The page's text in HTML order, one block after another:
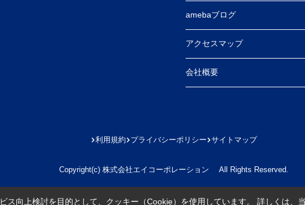
amebaブログ
アクセスマップ
会社概要
利用規約 プライバシーポリシー サイトマップ
Copyright(c) 株式会社エイコーポレーション All Rights Reserved.
ス向上検討を目的として、クッキー（Cookie）を使用しています。 詳しくは、